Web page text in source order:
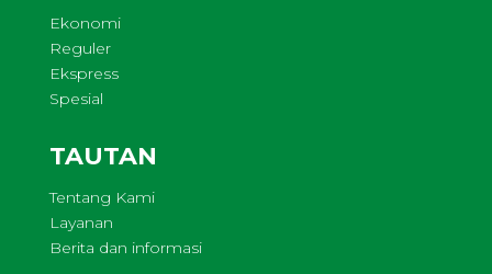
Ekonomi
Reguler
Ekspress
Spesial
TAUTAN
Tentang Kami
Layanan
Berita dan informasi